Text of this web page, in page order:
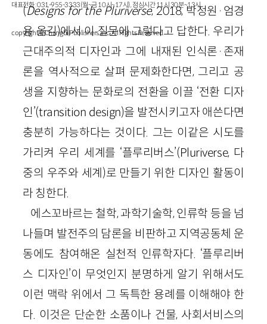
(Designs for the Pluriverse, 2018, 박정원·엄경
용 옮김)에서 이 질문에 그렇다고 답한다. 우리가
근대주의적 디자인과 그에 내재된 인식론·존재
론을 역사적으로 살펴 문제화한다면, 그리고 공
생을 지향하는 문화로의 전환을 이끌 ‘전환 디자
인’(transition design)을 발전시키고자 애쓴다면
충분히 가능하다는 것이다. 그는 이같은 시도를
가리켜 우리 세계를 ‘플루리버스’(Pluriverse, 다
중의 우주와 세계)로 만들기 위한 디자인 활동이
라 칭한다.
에스꼬바르는 철학, 과학기술학, 인류학 등을 넘
나들며 발전주의 담론을 비판하고 지역공동체 운
동에도 참여해온 실천적 인류학자다. ‘플루리버
스 디자인’이 무엇인지 분명하게 알기 위해서도
이런 맥락 위에서 그 독특한 용례를 이해해야 한
다. 이것은 단순한 소품이나 건물, 사회서비스의
대표전화 : 031-955-3333(월~금 10시~17시), 점심시간 11시 30분~13시
copyright © Changbi Publishers, inc. All Rights Reserved.